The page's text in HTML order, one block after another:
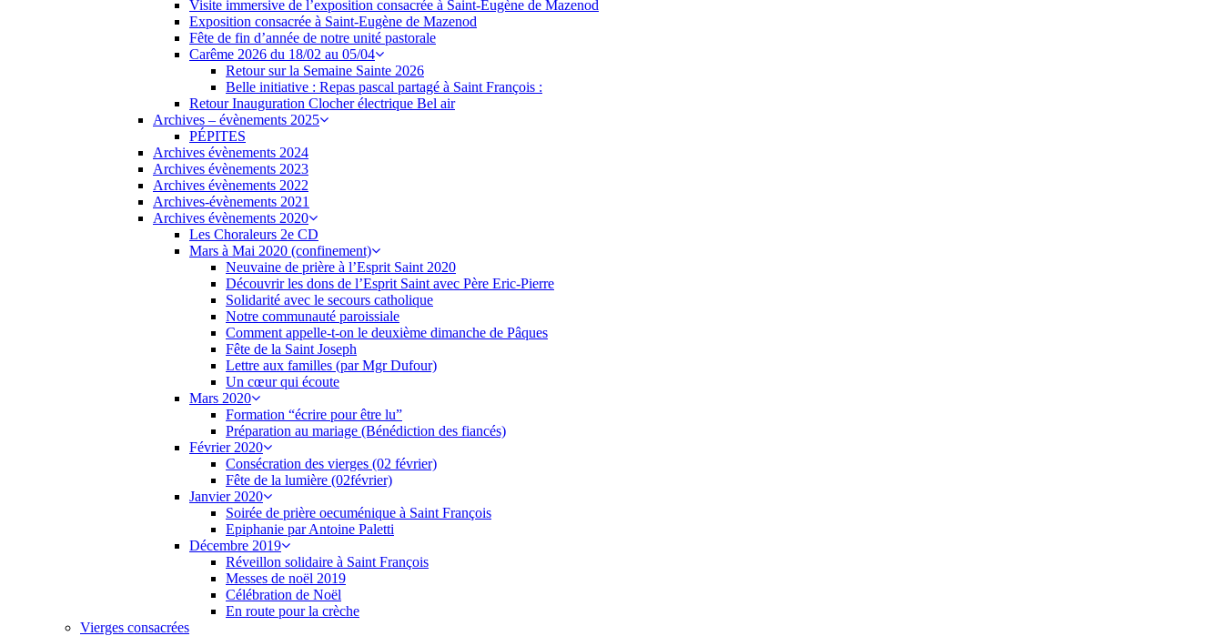
Visite immersive de l’exposition consacrée à Saint-Eugène de Mazenod
Exposition consacrée à Saint-Eugène de Mazenod
Fête de fin d’année de notre unité pastorale
Carême 2026 du 18/02 au 05/04
Retour sur la Semaine Sainte 2026
Belle initiative : Repas pascal partagé à Saint François :
Retour Inauguration Clocher électrique Bel air
Archives – évènements 2025
PÉPITES
Archives évènements 2024
Archives évènements 2023
Archives évènements 2022
Archives-évènements 2021
Archives évènements 2020
Les Choraleurs 2e CD
Mars à Mai 2020 (confinement)
Neuvaine de prière à l’Esprit Saint 2020
Découvrir les dons de l’Esprit Saint avec Père Eric-Pierre
Solidarité avec le secours catholique
Notre communauté paroissiale
Comment appelle-t-on le deuxième dimanche de Pâques
Fête de la Saint Joseph
Lettre aux familles (par Mgr Dufour)
Un cœur qui écoute
Mars 2020
Formation “écrire pour être lu”
Préparation au mariage (Bénédiction des fiancés)
Février 2020
Consécration des vierges (02 février)
Fête de la lumière (02février)
Janvier 2020
Soirée de prière oecuménique à Saint François
Epiphanie par Antoine Paletti
Décembre 2019
Réveillon solidaire à Saint François
Messes de noël 2019
Célébration de Noël
En route pour la crèche
Vierges consacrées